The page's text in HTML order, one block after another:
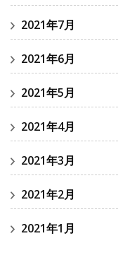
2021年7月
2021年6月
2021年5月
2021年4月
2021年3月
2021年2月
2021年1月